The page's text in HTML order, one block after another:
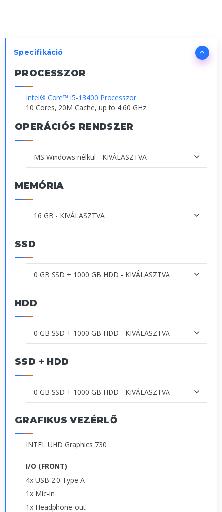
Specifikáció
PROCESSZOR
Intel® Core™ i5-13400 Processzor
10 Cores, 20M Cache, up to 4.60 GHz
OPERÁCIÓS RENDSZER
MEMÓRIA
SSD
HDD
SSD + HDD
GRAFIKUS VEZÉRLŐ
INTEL UHD Graphics 730
I/O (FRONT)
4x USB 2.0 Type A
1x Mic-in
1x Headphone-out